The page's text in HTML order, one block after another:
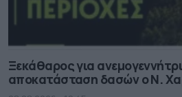
Ξεκάθαρος για
αποκατάσταση δασών ο Ν.